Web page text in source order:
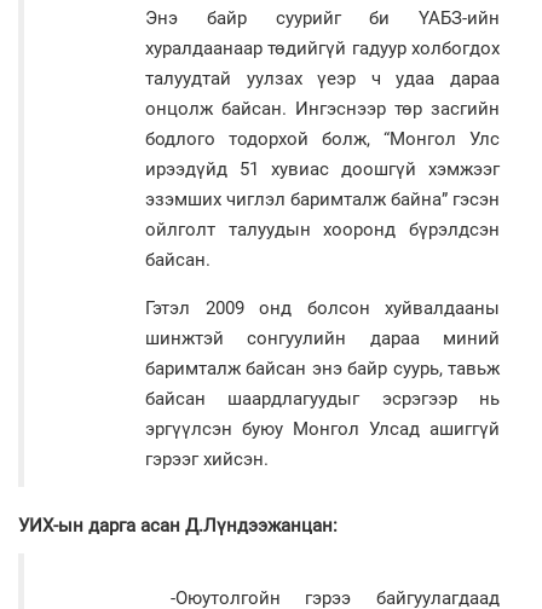
Энэ байр суурийг би ҮАБЗ-ийн
хуралдаанаар төдийгүй гадуур холбогдох
талуудтай уулзах үеэр ч удаа дараа
онцолж байсан. Ингэснээр төр засгийн
бодлого тодорхой болж, “Монгол Улс
ирээдүйд 51 хувиас доошгүй хэмжээг
эзэмших чиглэл баримталж байна” гэсэн
ойлголт талуудын хооронд бүрэлдсэн
байсан.
Гэтэл 2009 онд болсон хуйвалдааны
шинжтэй сонгуулийн дараа миний
баримталж байсан энэ байр суурь, тавьж
байсан шаардлагуудыг эсрэгээр нь
эргүүлсэн буюу Монгол Улсад ашиггүй
гэрээг хийсэн.
УИХ-ын дарга асан Д.Лүндээжанцан:
-Оюутолгойн гэрээ байгуулагдаад